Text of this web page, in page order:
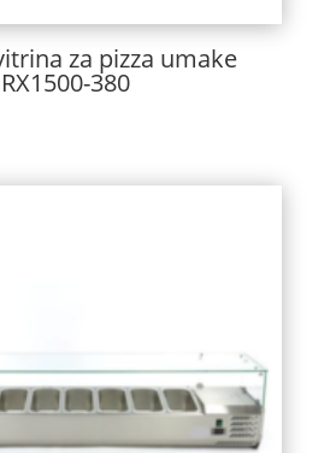
za pizza umake
RX1500-380